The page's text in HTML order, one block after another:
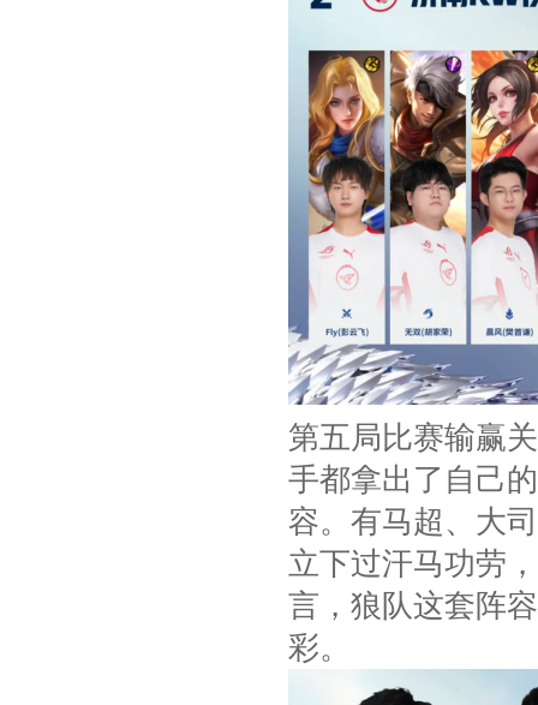
第五局比赛输赢
手都拿出了自己
容。有马超、大
立下过汗马功劳
言，狼队这套阵
彩。